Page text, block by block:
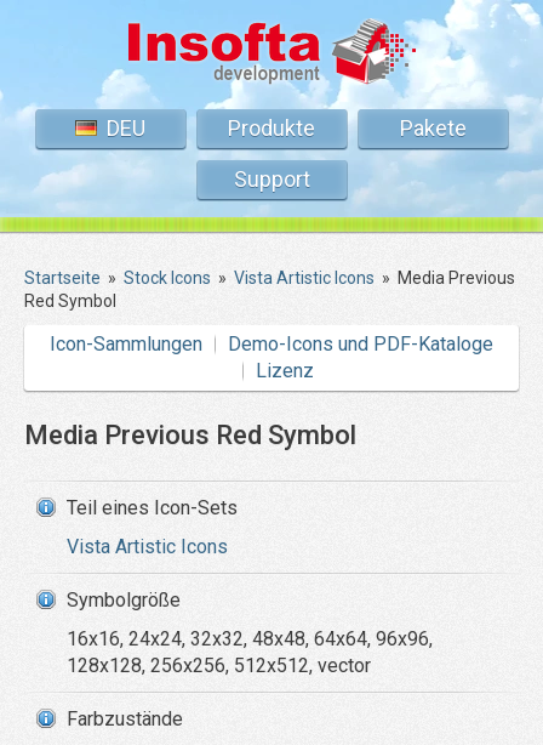
DEU Produkte
Pakete
Support
Startseite » Stock Icons » Vista Artistic Icons » Media Previous
Red Symbol
Icon-Sammlungen
Demo-Icons und PDF-Kataloge
Lizenz
Media Previous Red Symbol
Teil eines Icon-Sets
Vista Artistic Icons
Symbolgröße
16x16, 24x24, 32x32, 48x48, 64x64, 96x96,
128x128, 256x256, 512x512, vector
Farbzustände